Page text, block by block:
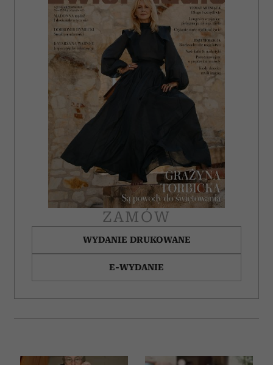
ZAMÓW
WYDANIE DRUKOWANE
E-WYDANIE